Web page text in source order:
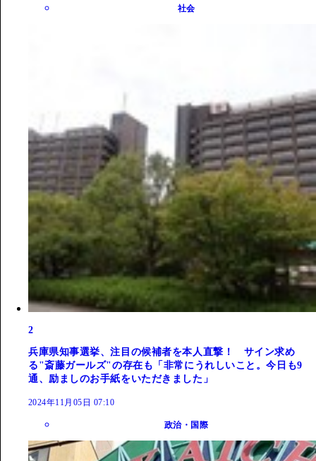
社会
2
兵庫県知事選挙、注目の候補者を本人直撃！ サイン求め
る"斎藤ガールズ"の存在も「非常にうれしいこと。今日も9
通、励ましのお手紙をいただきました」
2024年11月05日 07:10
政治・国際